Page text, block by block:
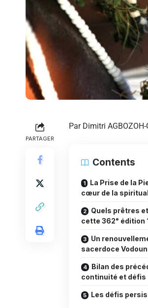
PARTAGER
Par Dimitri AGBOZOH-
Contents
La Prise de la
cœur de la
Quels prêtres
cette 362ᵉ édition
Un
sacerdoce Vodoun
Bilan des
continuité et défis
Les défis